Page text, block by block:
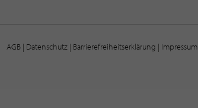
AGB | Datenschutz | Barrierefreiheitserklärung | Impressum